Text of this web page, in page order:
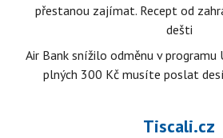
přestanou zajímat. Recept od
dešti
Air Bank snížilo odměnu v programu
plných 300 Kč musíte poslat
Tiscali.cz